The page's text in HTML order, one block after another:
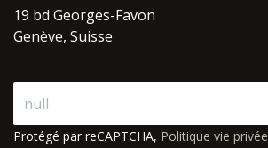
19 bd Georges-Favon
Genève, Suisse
Protégé par reCAPTCHA, Politique vie privée